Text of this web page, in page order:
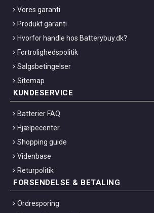
Vores garanti
Produkt garanti
Hvorfor handle hos Batterybuy.dk?
Fortrolighedspolitik
Salgsbetingelser
Sitemap
KUNDESERVICE
Batterier FAQ
Hjælpecenter
Shopping guide
Videnbase
Returpolitik
FORSENDELSE & BETALING
Ordresporing